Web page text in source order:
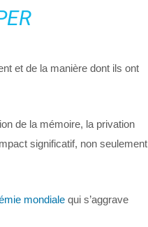
et de la manière dont ils ont
de la mémoire, la privation
significatif, non seulement
mondialequi s’aggrave